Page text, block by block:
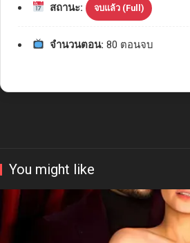
สถานะ: จบแล้ว (Full)
จำนวนตอน: 80 ตอนจบ
You might like